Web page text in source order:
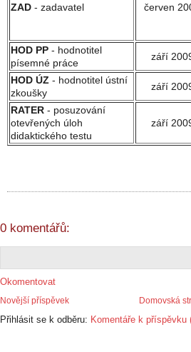
ZAD - zadavatel červen
HOD PP - hodnotitel
písemné práce
září
HOD ÚZ - hodnotitel ústní
zkoušky
září
RATER - posuzování
otevřených úloh
didaktického testu
září
0 komentářů:
Okomentovat
Novější příspěvek Domovská
Přihlásit se k odběru: Komentáře k příspěvku